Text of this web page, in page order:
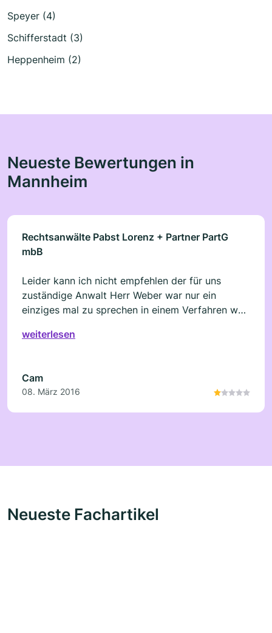
Speyer (4)
Schifferstadt (3)
Heppenheim (2)
Neueste Bewertungen in
Mannheim
Rechtsanwälte Pabst Lorenz + Partner PartG
mbB
Leider kann ich nicht empfehlen der für uns
zuständige Anwalt Herr Weber war nur ein
einziges mal zu sprechen in einem Verfahren was
noch sonst was, Mails bleiben unbeantwortet
antwort
weiterlesen
Cam
08. März 2016
Neueste Fachartikel